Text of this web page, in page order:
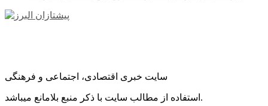
سایت خبری اقتصادی، اجتماعی و فرهنگی
استفاده از مطالب سایت با ذکر منبع بلامانع میباشد.